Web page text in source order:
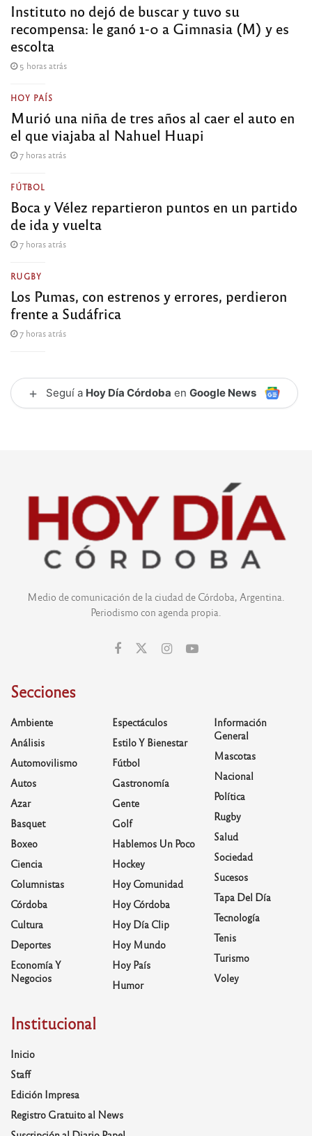
Instituto no dejó de buscar y tuvo su
recompensa: le ganó 1-0 a Gimnasia (M) y es
escolta
5 horas atrás
HOY PAÍS
Murió una niña de tres años al caer el auto en
el que viajaba al Nahuel Huapi
7 horas atrás
FÚTBOL
Boca y Vélez repartieron puntos en un partido
de ida y vuelta
7 horas atrás
RUGBY
Los Pumas, con estrenos y errores, perdieron
frente a Sudáfrica
7 horas atrás
+ Seguí a Hoy Día Córdoba en Google News
Medio de comunicación de la ciudad de Córdoba, Argentina.
Periodismo con agenda propia.
Secciones
Ambiente
Análisis
Automovilismo
Autos
Azar
Basquet
Boxeo
Ciencia
Columnistas
Córdoba
Cultura
Deportes
Economía Y
Negocios
Espectáculos
Estilo Y Bienestar
Fútbol
Gastronomía
Gente
Golf
Hablemos Un Poco
Hockey
Hoy Comunidad
Hoy Córdoba
Hoy Día Clip
Hoy Mundo
Hoy País
Humor
Información
General
Mascotas
Nacional
Política
Rugby
Salud
Sociedad
Sucesos
Tapa Del Día
Tecnología
Tenis
Turismo
Voley
Institucional
Inicio
Staff
Edición Impresa
Registro Gratuito al News